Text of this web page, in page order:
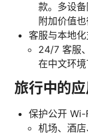
款。多设
附加价值也
客服与本地
24/7 客服
在中文环境
旅行中的
保护公开
机场、酒